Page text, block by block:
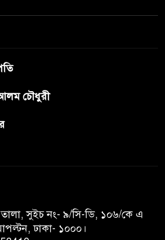
আমরা যদি বলি জুলাই কার, তাহলে
তো জুলাই কারওই থাকবে না:
চৌধুরী
সুইচ নং- ৯/সি-ডি, ১০৬/কে এ
ঢাকা- ১০০০।